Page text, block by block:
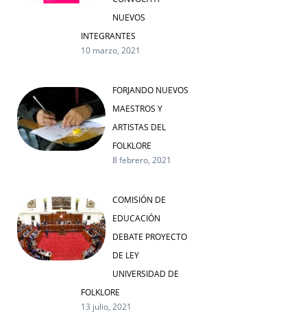
NUEVOS
INTEGRANTES
10 marzo, 2021
FORJANDO NUEVOS
MAESTROS Y
ARTISTAS DEL
FOLKLORE
8 febrero, 2021
COMISIÓN DE
EDUCACIÓN
DEBATE PROYECTO
DE LEY
UNIVERSIDAD DE
FOLKLORE
13 julio, 2021